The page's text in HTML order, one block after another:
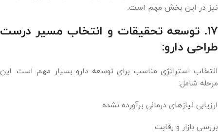
نیز در این بخش مهم است.
۱۷. توسعه تحقیقات و انتخاب مسیر درست
طراحی دارو:
انتخاب استراتژی مناسب برای توسعه دارو بسیار مهم است. این
مرحله شامل:
ارزیابی نیازهای درمانی برآورده نشده
بررسی بازار و رقابت